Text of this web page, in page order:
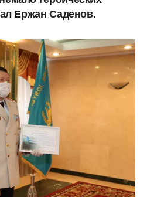
Ержан Саденов.